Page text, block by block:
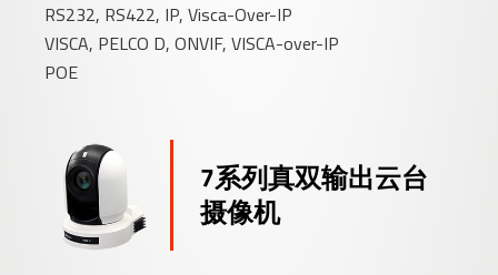
RS232, RS422, IP, Visca-Over-IP
VISCA, PELCO D, ONVIF, VISCA-over-IP
POE
7系列真双输出云台
摄像机